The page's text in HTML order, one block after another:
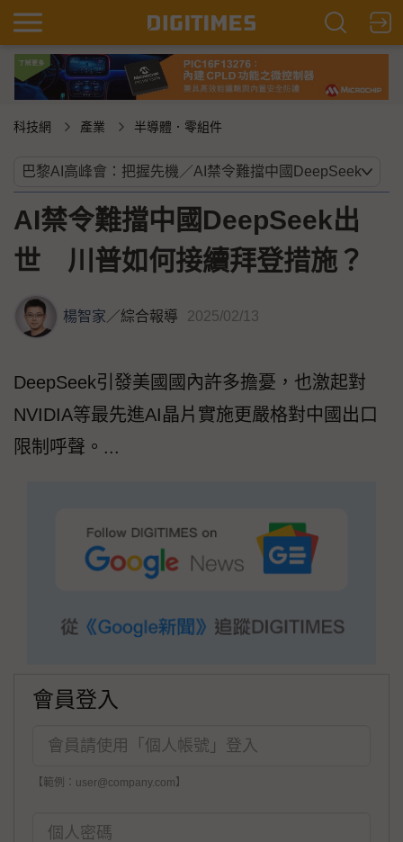
科技網 產業 半導體．零組件
AI禁令難擋中國DeepSeek出
世 川普如何接續拜登措施？
楊智家／綜合報導 2025/02/13
DeepSeek引發美國國內許多擔憂，也激起對
NVIDIA等最先進AI晶片實施更嚴格對中國出口
限制呼聲。...
會員登入
【範例：user@company.com】